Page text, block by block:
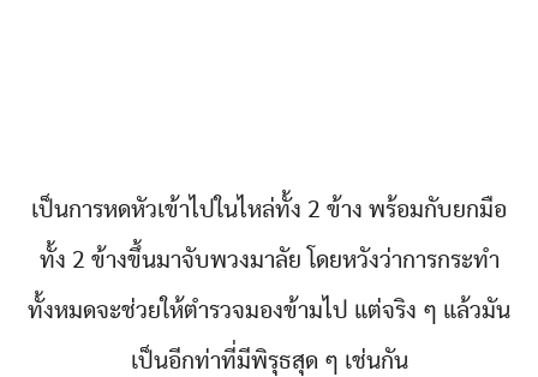
เป็นการหดหัวเข้าไปในไหล่ทั้ง 2 ข้าง พร้อมกับยกมือ
ทั้ง 2 ข้างขึ้นมาจับพวงมาลัย โดยหวังว่าการกระทำ
ทั้งหมดจะช่วยให้ตำรวจมองข้ามไป แต่จริง ๆ แล้วมัน
เป็นอีกท่าที่มีพิรุธสุด ๆ เช่นกัน